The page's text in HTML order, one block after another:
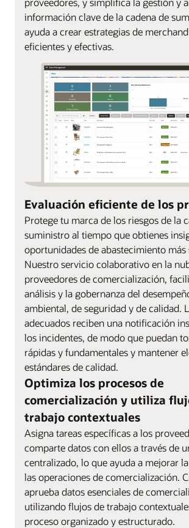
información clave de la cadena de
ayuda a crear estrategias de
eficientes y efectivas.
Evaluación eficiente de los
Protege tu marca de los riesgos de la
suministro al tiempo que obtienes
oportunidades de abastecimiento más
Nuestro servicio colaborativo en la
proveedores de comercialización,
análisis y la gobernanza del
ambiental, de seguridad y de calidad.
adecuados reciben una notificación
los incidentes, de modo que puedan
rápidas y fundamentales y mantener
estándares de calidad.
Optimiza los procesos de
comercialización y utiliza
trabajo contextuales
Asigna tareas específicas a los
comparte datos con ellos a través de
centralizado, lo que ayuda a mejorar
las operaciones de comercialización.
aprueba datos esenciales de
utilizando flujos de trabajo
proceso organizado y estructurado.